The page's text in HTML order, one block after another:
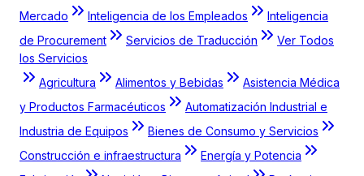
Mercado
Inteligencia de los Empleados
Inteligencia
de Procurement
Servicios de Traducción
Ver Todos
los Servicios
Agricultura
Alimentos y Bebidas
Asistencia Médica
y Productos Farmacéuticos
Automatización Industrial e
Industria de Equipos
Bienes de Consumo y Servicios
Construcción e infraestructura
Energía y Potencia